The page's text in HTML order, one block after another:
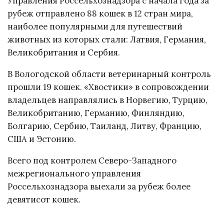
рубеж отправлено 88 кошек в 12 стран мира,
наиболее популярными для путешествий
животных из которых стали: Латвия, Германия,
Великобритания и Сербия.
В Вологодской области ветеринарный контроль
прошли 19 кошек. «Хвостики» в сопровождении
владельцев направлялись в Норвегию, Турцию,
Великобританию, Германию, Финляндию,
Болгарию, Сербию, Таиланд, Литву, Францию,
США и Эстонию.
Всего под контролем Северо-Западного
межрегионального управления
Россельхознадзора выехали за рубеж более
девятисот кошек.